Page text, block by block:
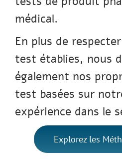
médical.
En plus de
test établies, nous
également nos
test basées sur
expérience dans le
Explorez les